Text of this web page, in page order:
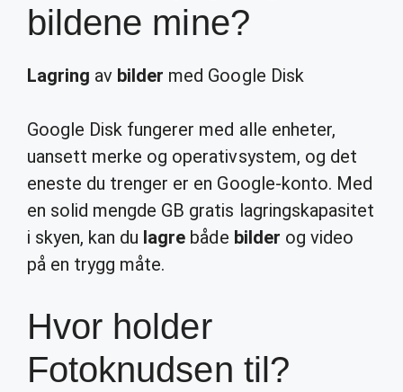
bildene mine?
Lagring av bilder med Google Disk
Google Disk fungerer med alle enheter,
uansett merke og operativsystem, og det
eneste du trenger er en Google-konto. Med
en solid mengde GB gratis lagringskapasitet
i skyen, kan du lagre både bilder og video
på en trygg måte.
Hvor holder
Fotoknudsen til?